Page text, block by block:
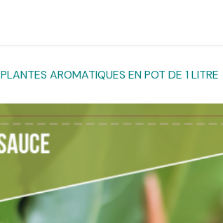
PLANTES AROMATIQUES EN POT DE 1 LITRE